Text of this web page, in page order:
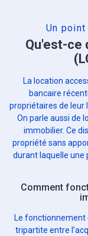
Un
Qu'est-ce
La location
bancaire
propriétaires de leur
On parle aussi de
immobilier. Ce
propriété sans
durant laquelle une
Comment
Le fonctionnement
tripartite entre